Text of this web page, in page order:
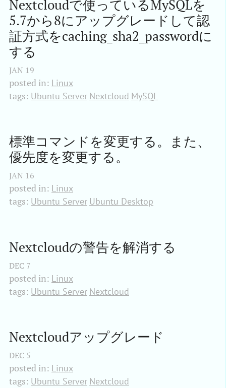
Nextcloudで使っているMySQLを
5.7から8にアップグレードして認
証方式をcaching_sha2_passwordに
する
JAN 19
posted in: Linux
tags: Ubuntu Server Nextcloud MySQL
標準コマンドを変更する。また、
優先度を変更する。
JAN 16
posted in: Linux
tags: Ubuntu Server Ubuntu Desktop
Nextcloudの警告を解消する
DEC 7
posted in: Linux
tags: Ubuntu Server Nextcloud
Nextcloudアップグレード
DEC 5
posted in: Linux
tags: Ubuntu Server Nextcloud